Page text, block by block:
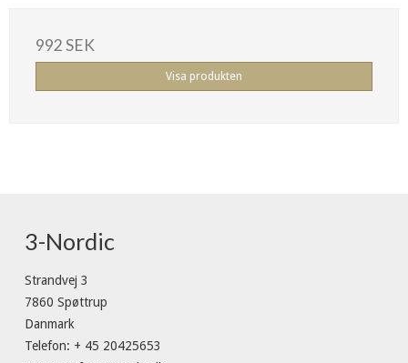
992 SEK
Visa produkten
3-Nordic
Strandvej 3
7860 Spøttrup
Danmark
Telefon: + 45 20425653